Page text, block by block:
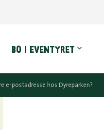
BO I EVENTYRET
e-postadresse hos Dyreparken?